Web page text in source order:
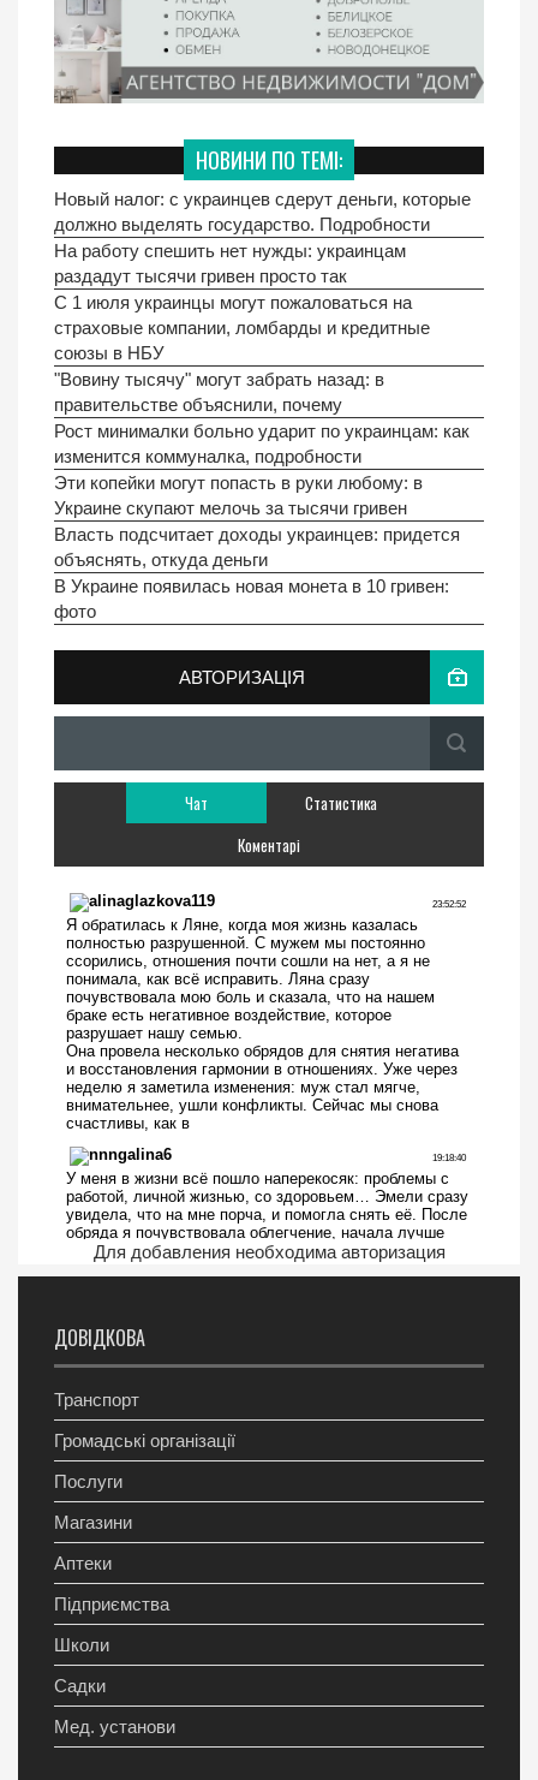
НОВИНИ ПО ТЕМІ:
Новый налог: с украинцев сдерут деньги, которые
должно выделять государство. Подробности
На работу спешить нет нужды: украинцам
раздадут тысячи гривен просто так
С 1 июля украинцы могут пожаловаться на
страховые компании, ломбарды и кредитные
союзы в НБУ
"Вовину тысячу" могут забрать назад: в
правительстве объяснили, почему
Рост минималки больно ударит по украинцам: как
изменится коммуналка, подробности
Эти копейки могут попасть в руки любому: в
Украине скупают мелочь за тысячи гривен
Власть подсчитает доходы украинцев: придется
объяснять, откуда деньги
В Украине появилась новая монета в 10 гривен:
фото
АВТОРИЗАЦІЯ
Чат
Статистика
Коментарі
Для добавления необходима авторизация
ДОВІДКОВА
Транспорт
Громадські організації
Послуги
Магазини
Аптеки
Підприємства
Школи
Садки
Мед. установи